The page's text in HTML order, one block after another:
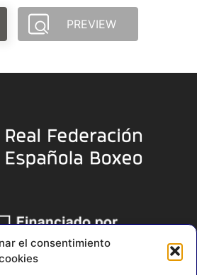
el consentimiento
PREVIEW